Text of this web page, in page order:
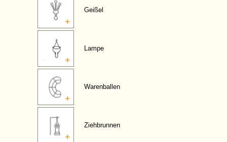
Geißel
Lampe
Warenballen
Ziehbrunnen